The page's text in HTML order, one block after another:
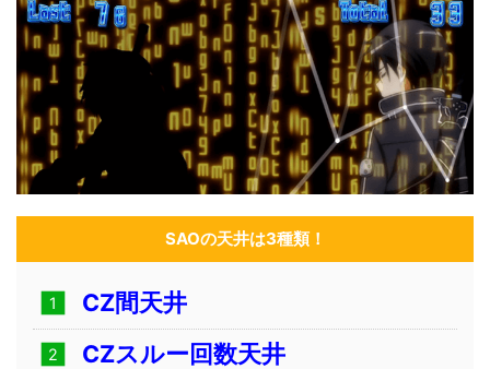
SAOの天井は3種類！
CZ間天井
CZスルー回数天井